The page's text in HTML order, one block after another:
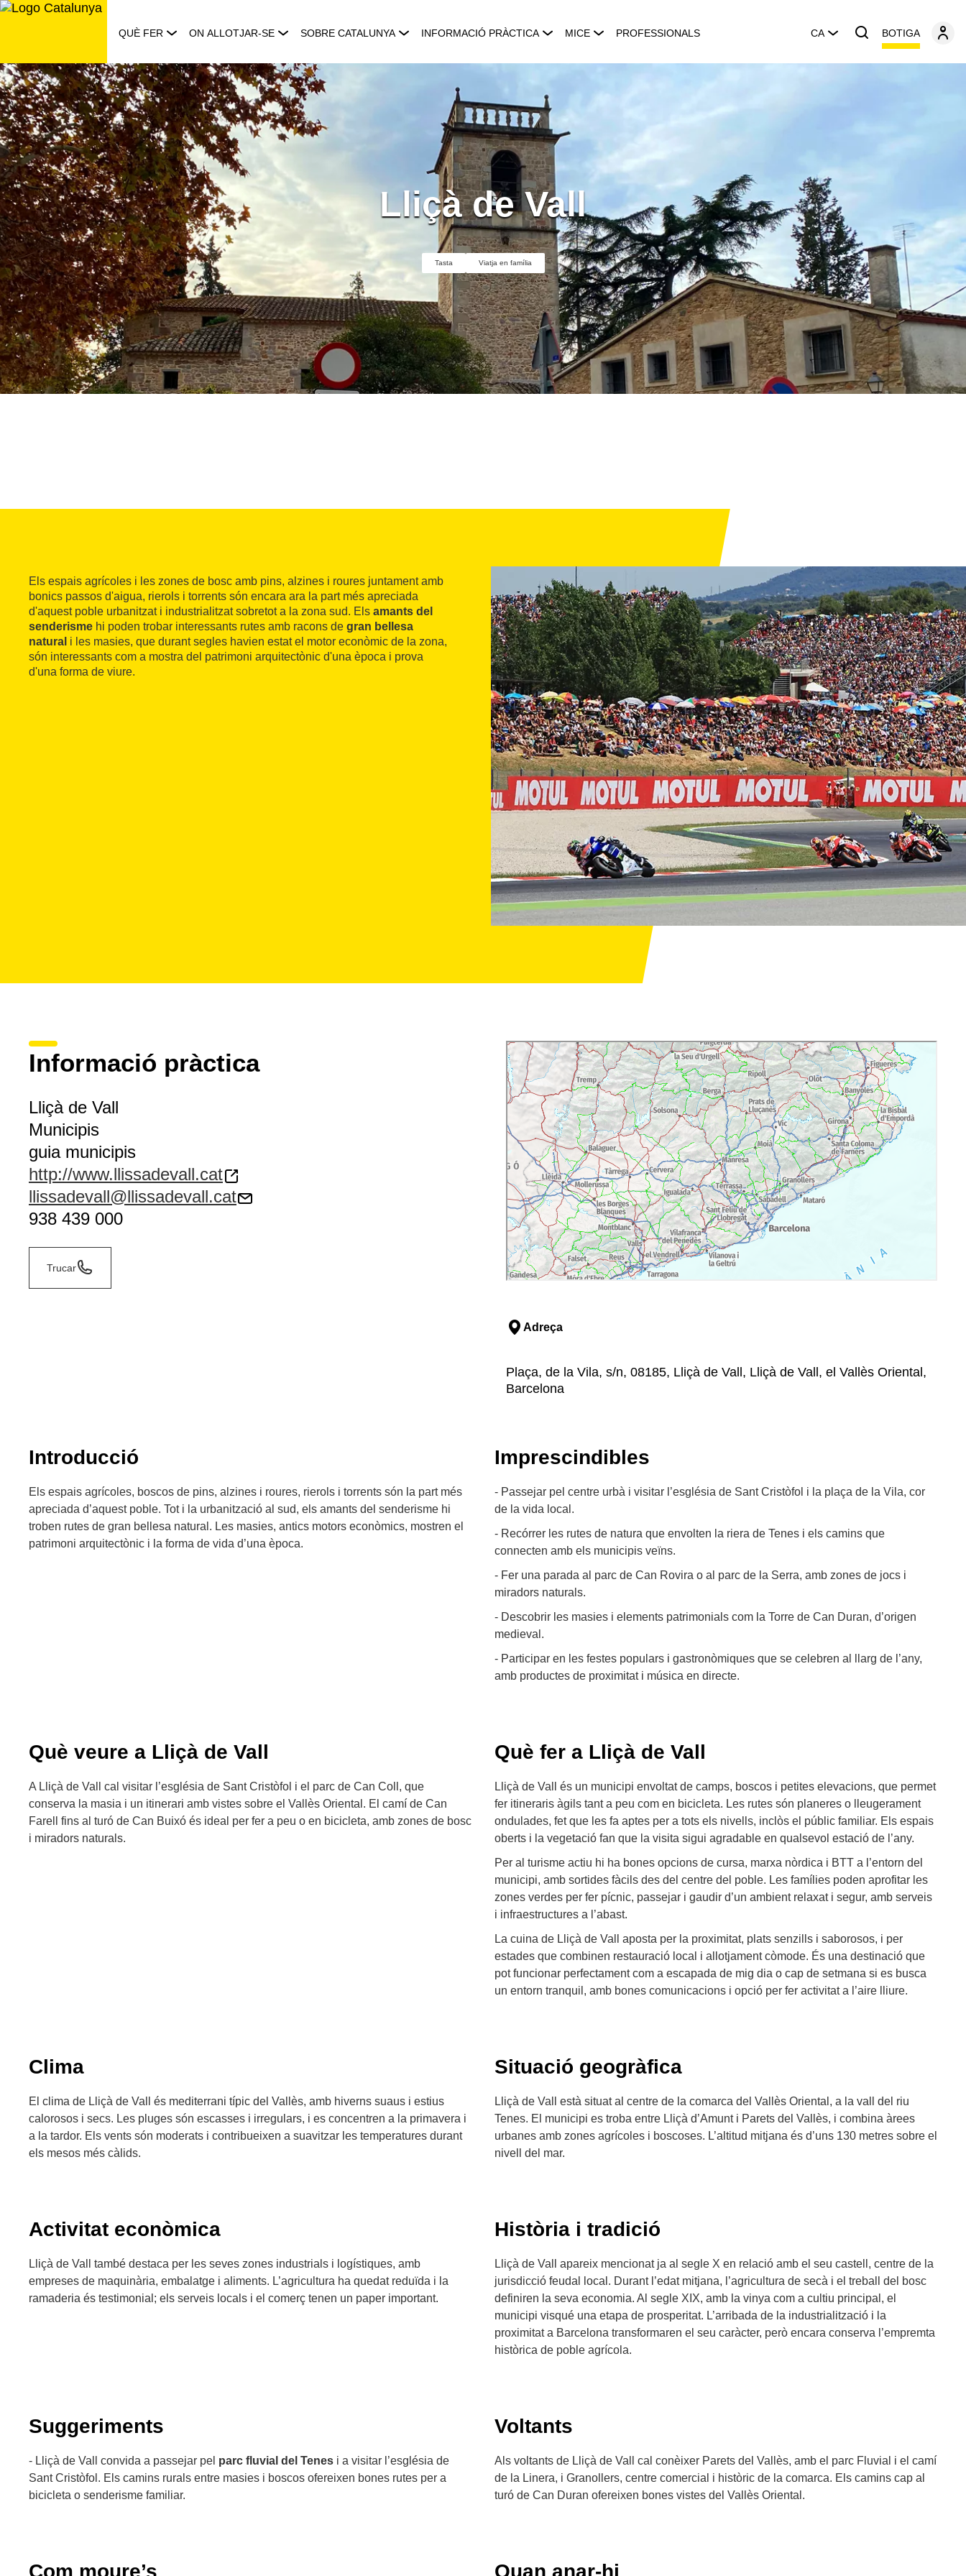
Saltar
QUÈ FER ON ALLOTJAR-SE SOBRE CATALUNYA INFORMACIÓ PRÀCTICA MICE PROFESSIONALS CA BOTIGA
Lliçà de Vall
Tasta Viatja en família
Els espais agrícoles i les zones de bosc amb pins, alzines i roures juntament amb
bonics passos d'aigua, rierols i torrents són encara ara la part més apreciada
d'aquest poble urbanitzat i industrialitzat sobretot a la zona sud. Els amants del
senderisme hi poden trobar interessants rutes amb racons de gran bellesa
natural i les masies, que durant segles havien estat el motor econòmic de la zona,
són interessants com a mostra del patrimoni arquitectònic d'una època i prova
d'una forma de viure.
Informació pràctica
Lliçà de Vall
Municipis
guia municipis
http://www.llissadevall.cat
llissadevall@llissadevall.cat
938 439 000
Trucar
Adreça
Plaça, de la Vila, s/n, 08185, Lliçà de Vall, Lliçà de Vall, el Vallès Oriental,
Barcelona
Introducció
Els espais agrícoles, boscos de pins, alzines i roures, rierols i torrents són la part més
apreciada d’aquest poble. Tot i la urbanització al sud, els amants del senderisme hi
troben rutes de gran bellesa natural. Les masies, antics motors econòmics, mostren el
patrimoni arquitectònic i la forma de vida d’una època.
Imprescindibles
- Passejar pel centre urbà i visitar l’església de Sant Cristòfol i la plaça de la Vila, cor
de la vida local.
- Recórrer les rutes de natura que envolten la riera de Tenes i els camins que
connecten amb els municipis veïns.
- Fer una parada al parc de Can Rovira o al parc de la Serra, amb zones de jocs i
miradors naturals.
- Descobrir les masies i elements patrimonials com la Torre de Can Duran, d’origen
medieval.
- Participar en les festes populars i gastronòmiques que se celebren al llarg de l’any,
amb productes de proximitat i música en directe.
Què veure a Lliçà de Vall
A Lliçà de Vall cal visitar l’església de Sant Cristòfol i el parc de Can Coll, que
conserva la masia i un itinerari amb vistes sobre el Vallès Oriental. El camí de Can
Farell fins al turó de Can Buixó és ideal per fer a peu o en bicicleta, amb zones de bosc
i miradors naturals.
Què fer a Lliçà de Vall
Lliçà de Vall és un municipi envoltat de camps, boscos i petites elevacions, que permet
fer itineraris àgils tant a peu com en bicicleta. Les rutes són planeres o lleugerament
ondulades, fet que les fa aptes per a tots els nivells, inclòs el públic familiar. Els espais
oberts i la vegetació fan que la visita sigui agradable en qualsevol estació de l’any.
Per al turisme actiu hi ha bones opcions de cursa, marxa nòrdica i BTT a l’entorn del
municipi, amb sortides fàcils des del centre del poble. Les famílies poden aprofitar les
zones verdes per fer pícnic, passejar i gaudir d’un ambient relaxat i segur, amb serveis
i infraestructures a l’abast.
La cuina de Lliçà de Vall aposta per la proximitat, plats senzills i saborosos, i per
estades que combinen restauració local i allotjament còmode. És una destinació que
pot funcionar perfectament com a escapada de mig dia o cap de setmana si es busca
un entorn tranquil, amb bones comunicacions i opció per fer activitat a l’aire lliure.
Clima
El clima de Lliçà de Vall és mediterrani típic del Vallès, amb hiverns suaus i estius
calorosos i secs. Les pluges són escasses i irregulars, i es concentren a la primavera i
a la tardor. Els vents són moderats i contribueixen a suavitzar les temperatures durant
els mesos més càlids.
Situació geogràfica
Lliçà de Vall està situat al centre de la comarca del Vallès Oriental, a la vall del riu
Tenes. El municipi es troba entre Lliçà d’Amunt i Parets del Vallès, i combina àrees
urbanes amb zones agrícoles i boscoses. L’altitud mitjana és d’uns 130 metres sobre el
nivell del mar.
Activitat econòmica
Lliçà de Vall també destaca per les seves zones industrials i logístiques, amb
empreses de maquinària, embalatge i aliments. L’agricultura ha quedat reduïda i la
ramaderia és testimonial; els serveis locals i el comerç tenen un paper important.
Història i tradició
Lliçà de Vall apareix mencionat ja al segle X en relació amb el seu castell, centre de la
jurisdicció feudal local. Durant l’edat mitjana, l’agricultura de secà i el treball del bosc
definiren la seva economia. Al segle XIX, amb la vinya com a cultiu principal, el
municipi visqué una etapa de prosperitat. L’arribada de la industrialització i la
proximitat a Barcelona transformaren el seu caràcter, però encara conserva l’empremta
històrica de poble agrícola.
Suggeriments
- Lliçà de Vall convida a passejar pel parc fluvial del Tenes i a visitar l’església de
Sant Cristòfol. Els camins rurals entre masies i boscos ofereixen bones rutes per a
bicicleta o senderisme familiar.
Voltants
Als voltants de Lliçà de Vall cal conèixer Parets del Vallès, amb el parc Fluvial i el camí
de la Linera, i Granollers, centre comercial i històric de la comarca. Els camins cap al
turó de Can Duran ofereixen bones vistes del Vallès Oriental.
Com moure’s Quan anar-hi